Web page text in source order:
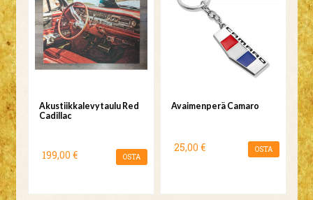
Akustiikkalevytaulu Red
Cadillac
199,00 € OSTA
Avaimenperä Camaro
25,00 € OSTA